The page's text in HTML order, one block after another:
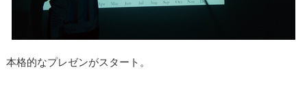
本格的なプレゼンがスタート。